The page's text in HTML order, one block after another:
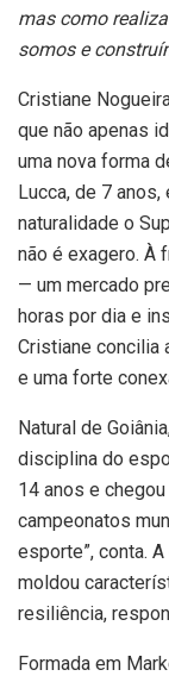
mas como
somos e
Cristiane
que não apenas
uma nova forma
Lucca, de 7
naturalidade o
não é exagero. À
— um mercado
horas por dia e
Cristiane concilia
e uma forte
Natural de
disciplina do
14 anos e
campeonatos
esporte”, conta.
moldou
resiliência,
Formada em